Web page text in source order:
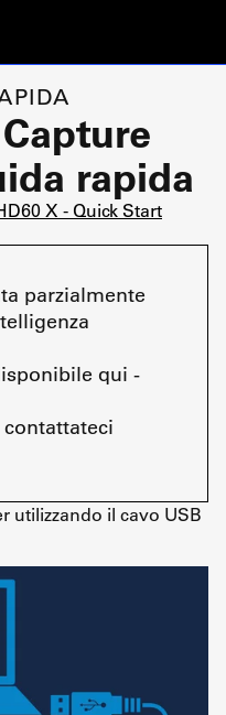
rapida
X - Quick Start
parzialmente
qui -
utilizzando il cavo USB